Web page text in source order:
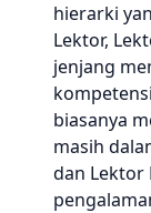
hierarki
Lektor,
jenjang
biasanya
masih
dan Lektor